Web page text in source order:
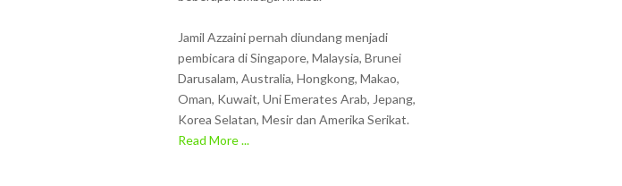
Jamil Azzaini pernah diundang menjadi
pembicara di Singapore, Malaysia, Brunei
Darusalam, Australia, Hongkong, Makao,
Oman, Kuwait, Uni Emerates Arab, Jepang,
Korea Selatan, Mesir dan Amerika Serikat.
Read More ...